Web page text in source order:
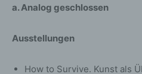
a. Analog geschlossen
Ausstellungen
How to Survive. Kunst als